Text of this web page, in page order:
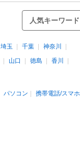
人気キーワード
埼玉 千葉
神奈川
山口 徳島
香川
パソコン
携帯電話/スマホ